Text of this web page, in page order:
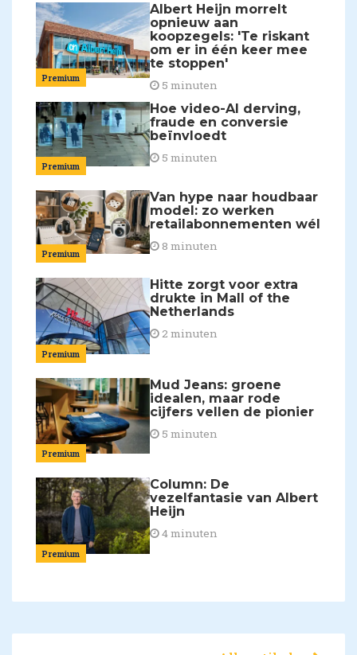
Premium
Albert Heijn morrelt
opnieuw aan
koopzegels: 'Te riskant
om er in één keer mee
te stoppen'
5 minuten
Premium
Hoe video-AI derving,
fraude en conversie
beïnvloedt
5 minuten
Premium
Van hype naar houdbaar
model: zo werken
retailabonnementen wél
8 minuten
Premium
Hitte zorgt voor extra
drukte in Mall of the
Netherlands
2 minuten
Premium
Mud Jeans: groene
idealen, maar rode
cijfers vellen de pionier
5 minuten
Premium
Column: De
vezelfantasie van Albert
Heijn
4 minuten